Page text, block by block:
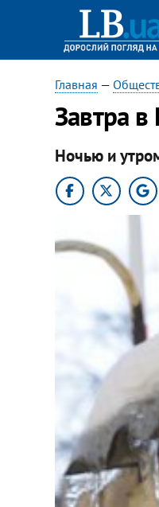
Главная —
Завтра
Ночью и